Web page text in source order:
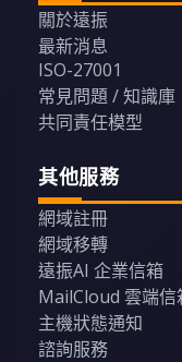
關於遠振
最新消息
ISO-27001
常見問題 / 知識庫
共同責任模型
其他服務
網域註冊
網域移轉
遠振AI 企業信箱
MailCloud 雲端信
主機狀態通知
諮詢服務